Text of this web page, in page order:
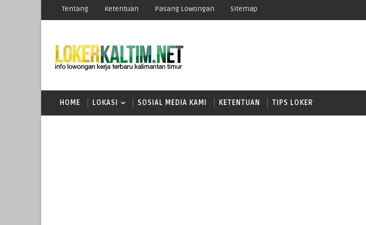
Tentang Ketentuan Pasang Lowongan Sitemap
HOME LOKASI SOSIAL MEDIA KAMI KETENTUAN TIPS LOKER